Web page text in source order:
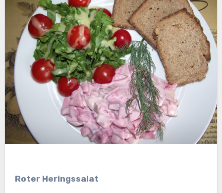
Roter Heringssalat